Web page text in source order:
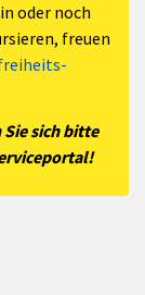
oder noch
freuen
sich bitte